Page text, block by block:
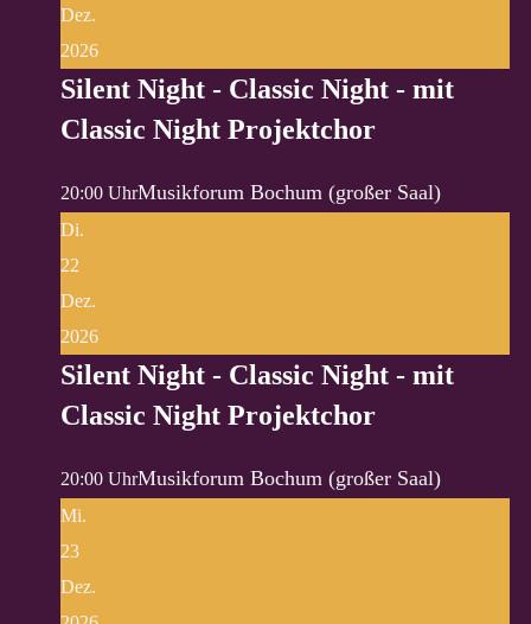
Dez.
2026
Silent Night - Classic Night - mit
Classic Night Projektchor
20:00 UhrMusikforum Bochum (großer Saal)
Di.
22
Dez.
2026
Silent Night - Classic Night - mit
Classic Night Projektchor
20:00 UhrMusikforum Bochum (großer Saal)
Mi.
23
Dez.